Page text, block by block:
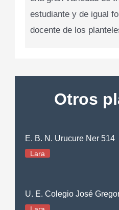
estudiante y de igual
docente de los
Otros
E. B. N. Urucure Ner 514
Lara
U. E. Colegio José